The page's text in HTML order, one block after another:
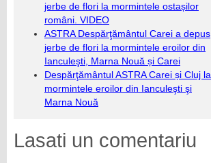
jerbe de flori la mormintele ostașilor
români. VIDEO
ASTRA Despărţământul Carei a depus
jerbe de flori la mormintele eroilor din
Ianculeşti, Marna Nouă și Carei
Despărţământul ASTRA Carei și Cluj la
mormintele eroilor din Ianculeşti şi
Marna Nouă
Lasati un comentariu